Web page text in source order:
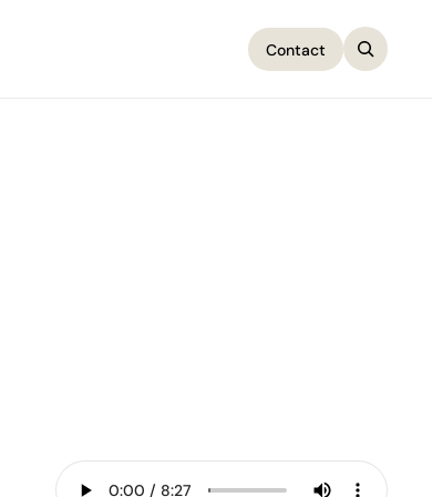
Contact